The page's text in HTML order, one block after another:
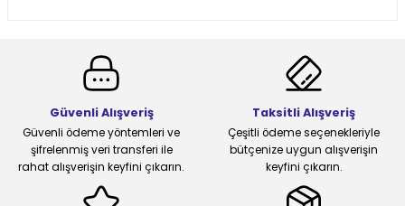
Güvenli Alışveriş
Güvenli ödeme yöntemleri ve
şifrelenmiş veri transferi ile
rahat alışverişin keyfini çıkarın.
Taksitli Alışveriş
Çeşitli ödeme seçenekleriyle
bütçenize uygun alışverişin
keyfini çıkarın.